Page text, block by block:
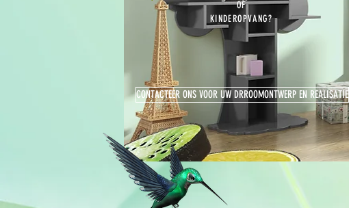
OF
KINDEROPVANG?
CONTACTEER ONS VOOR UW DRROOMONTWERP EN REALISATIE